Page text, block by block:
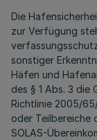
Die
zur Verfügung
sonstiger
Häfen und
des § 1 Abs. 3
Richtlinie 2005/
oder Teilbereiche
SOLAS-